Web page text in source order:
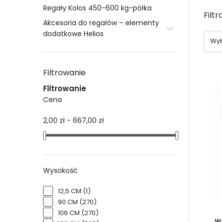
Regały Kolos 450-600 kg-półka
Akcesoria do regałów – elementy
dodatkowe Helios
Filtrowanie
Filtrowanie
Cena
2,00 zł - 667,00 zł
Wysokość
12,5 CM (1)
90 CM (270)
106 CM (270)